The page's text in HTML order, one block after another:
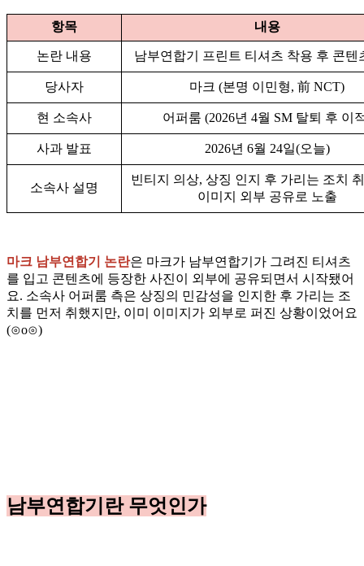
항목 내용
논란 내용 남부연합기 프린트 티셔츠 착용 후 콘텐
당사자 마크 (본명 이민형, 前 NCT)
현 소속사 어퍼룸 (2026년 4월 SM 탈퇴 후 이
사과 발표 2026년 6월 24일(오늘)
소속사 설명
빈티지 의상, 상징 인지 후 가리는 조치
이미지 외부 공유로 노출
마크 남부연합기 논란은 마크가 남부연합기가 그려진 티셔츠
를 입고 콘텐츠에 등장한 사진이 외부에 공유되면서 시작됐어
요. 소속사 어퍼룸 측은 상징의 민감성을 인지한 후 가리는 조
치를 먼저 취했지만, 이미 이미지가 외부로 퍼진 상황이었어요
(⊙o⊙)
남부연합기란 무엇인가